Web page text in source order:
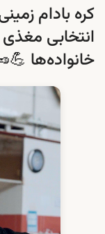
انتخابی مغذی
خانواده‌ها